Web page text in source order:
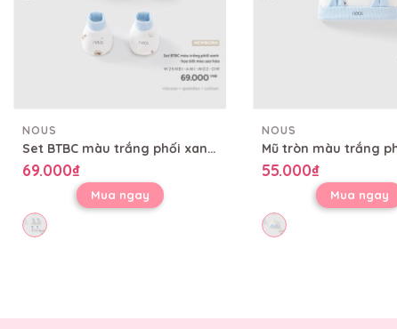
NOUS
Set BTBC màu trắng phối xanh họa tiết mèo sao hỏa
69.000₫
Mua ngay
NOUS
55.000₫
Mua ngay